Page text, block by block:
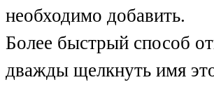
необходимо добавить.
Более быстрый способ
дважды щелкнуть имя